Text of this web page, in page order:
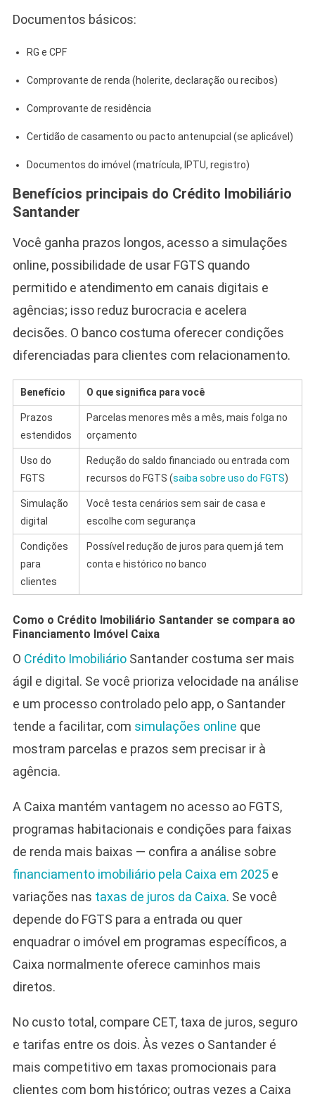
Documentos básicos:
RG e CPF
Comprovante de renda (holerite, declaração ou recibos)
Comprovante de residência
Certidão de casamento ou pacto antenupcial (se aplicável)
Documentos do imóvel (matrícula, IPTU, registro)
Benefícios principais do Crédito Imobiliário
Santander
Você ganha prazos longos, acesso a simulações
online, possibilidade de usar FGTS quando
permitido e atendimento em canais digitais e
agências; isso reduz burocracia e acelera
decisões. O banco costuma oferecer condições
diferenciadas para clientes com relacionamento.
Benefício O que significa para você
Prazos
estendidos
Parcelas menores mês a mês, mais folga no
orçamento
Uso do
FGTS
Redução do saldo financiado ou entrada com
recursos do FGTS (saiba sobre uso do FGTS)
Simulação
digital
Você testa cenários sem sair de casa e
escolhe com segurança
Condições
para
clientes
Possível redução de juros para quem já tem
conta e histórico no banco
Como o Crédito Imobiliário Santander se compara ao
Financiamento Imóvel Caixa
O Crédito ImobiliárioSantander costuma ser mais
ágil e digital. Se você prioriza velocidade na análise
e um processo controlado pelo app, o Santander
tende a facilitar, com simulações online que
mostram parcelas e prazos sem precisar ir à
agência.
A Caixa mantém vantagem no acesso ao FGTS,
programas habitacionais e condições para faixas
de renda mais baixas — confira a análise sobre
financiamento imobiliário pela Caixa em 2025e
variações nas taxas de juros da Caixa. Se você
depende do FGTS para a entrada ou quer
enquadrar o imóvel em programas específicos, a
Caixa normalmente oferece caminhos mais
diretos.
No custo total, compare CET, taxa de juros, seguro
e tarifas entre os dois. Às vezes o Santander é
mais competitivo em taxas promocionais para
clientes com bom histórico; outras vezes a Caixa